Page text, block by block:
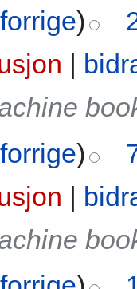
forrige)
forrige)
|